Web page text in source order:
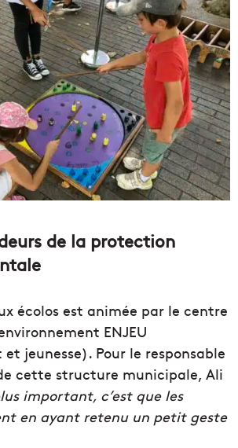
de la protection
écolos est animée par le centre
ENJEU
jeunesse). Pour le responsable
cette structure municipale, Ali
important, c’est que les
en ayant retenu un petit geste